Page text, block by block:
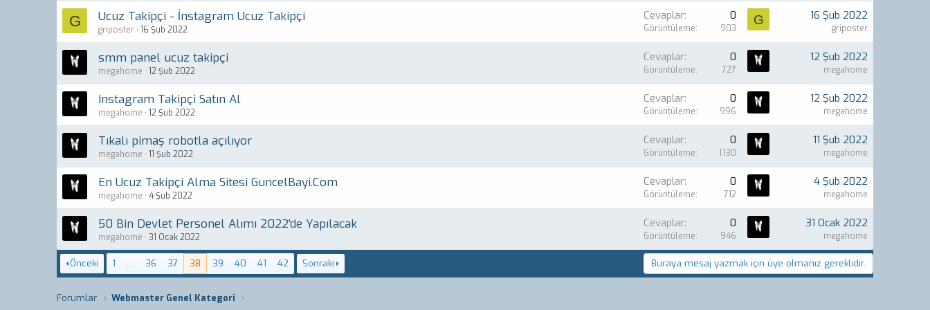
G Ucuz Takipçi - İnstagram Ucuz Takipçi
griposter 16 Şub 2022
Cevaplar 0
Görüntüleme 903
G 16 Şub 2022
griposter
smm panel ucuz takipçi
megahome 12 Şub 2022
Cevaplar 0
Görüntüleme 727
12 Şub 2022
megahome
Instagram Takipçi Satın Al
megahome 12 Şub 2022
Cevaplar 0
Görüntüleme 996
12 Şub 2022
megahome
Tıkalı pimaş robotla açılıyor
megahome 11 Şub 2022
Cevaplar 0
Görüntüleme 1,130
11 Şub 2022
megahome
En Ucuz Takipçi Alma Sitesi GuncelBayi.Com
megahome 4 Şub 2022
Cevaplar 0
Görüntüleme 712
4 Şub 2022
megahome
50 Bin Devlet Personel Alımı 2022'de Yapılacak
megahome 31 Ocak 2022
Cevaplar 0
Görüntüleme 946
31 Ocak 2022
megahome
Önceki 1 … 36 37 38 39 40 41 42 Sonraki Buraya mesaj yazmak için üye olmanız gereklidir.
Forumlar Webmaster Genel Kategori